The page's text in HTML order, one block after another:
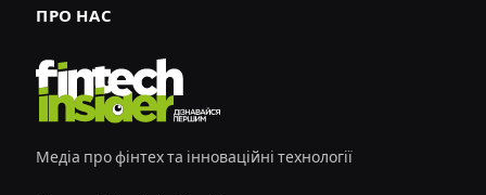
ПРО НАС
Медіа про фінтех та інноваційні технології